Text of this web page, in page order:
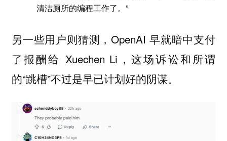
清洁厕所的编程工作了。”
另一些用户则猜测，OpenAI 早就暗中支付
了报酬给 Xuechen Li，这场诉讼和所谓
的“跳槽”不过是早已计划好的阴谋。